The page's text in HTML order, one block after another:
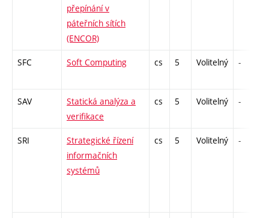
přepínání v
páteřních sítích
(ENCOR)
SFC Soft Computing cs 5 Volitelný -
SAV
Statická analýza a
verifikace
cs 5 Volitelný -
SRI
Strategické řízení
informačních
systémů
cs 5 Volitelný -